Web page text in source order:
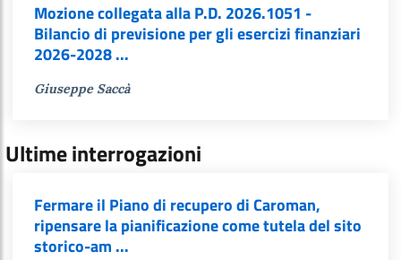
Mozione collegata alla P.D. 2026.1051 -
Bilancio di previsione per gli esercizi finanziari
2026-2028 ...
Giuseppe Saccà
Ultime interrogazioni
Fermare il Piano di recupero di Caroman,
ripensare la pianificazione come tutela del sito
storico-am ...